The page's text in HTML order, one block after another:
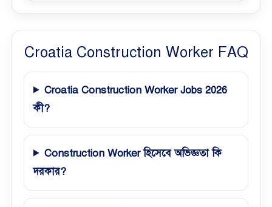
Croatia Construction Worker FAQ
Croatia Construction Worker Jobs 2026
কী?
Construction Worker হিসেবে অভিজ্ঞতা কি
দরকার?